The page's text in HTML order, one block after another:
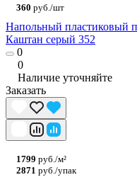
360 руб./шт
Напольный пластиковый
Каштан серый 352
0
0
Наличие уточняйте
Заказать
1799 руб./м²
2871 руб./упак